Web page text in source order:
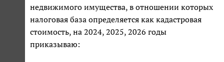
недвижимого имущества, в отношении которых
налоговая база определяется как кадастровая
стоимость, на 2024, 2025, 2026 годы
приказываю: